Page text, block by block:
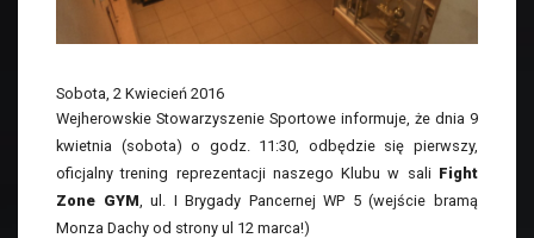
Sobota, 2 Kwiecień 2016
Wejherowskie Stowarzyszenie Sportowe informuje, że dnia 9
kwietnia (sobota) o godz. 11:30, odbędzie się pierwszy,
oficjalny trening reprezentacji naszego Klubu w sali Fight
Zone GYM , ul. I Brygady Pancernej WP 5 (wejście bramą
Monza Dachy od strony ul 12 marca!)